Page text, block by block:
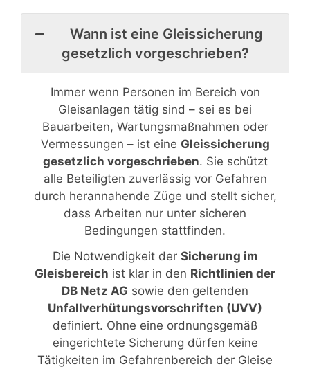
Wann ist eine Gleissicherung
gesetzlich vorgeschrieben?
Immer wenn Personen im Bereich von
Gleisanlagen tätig sind – sei es bei
Bauarbeiten, Wartungsmaßnahmen oder
Vermessungen – ist eine Gleissicherung
gesetzlich vorgeschrieben. Sie schützt
alle Beteiligten zuverlässig vor Gefahren
durch herannahende Züge und stellt sicher,
dass Arbeiten nur unter sicheren
Bedingungen stattfinden.
Die Notwendigkeit der Sicherung im
Gleisbereich ist klar in den Richtlinien der
DB Netz AG sowie den geltenden
Unfallverhütungsvorschriften (UVV)
definiert. Ohne eine ordnungsgemäß
eingerichtete Sicherung dürfen keine
Tätigkeiten im Gefahrenbereich der Gleise